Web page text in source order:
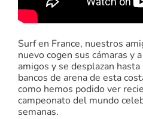
Surf en France, nuestros
nuevo cogen sus cámaras y
amigos y se desplazan
bancos de arena de esta
como hemos podido ver
campeonato del mundo
semanas.